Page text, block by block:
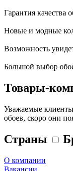
Гарантия качества
Новые и модные
Возможность
Большой выбор
Товары-
Уважаемые
обоев, скоро они
Страны
О компании
Вакансии